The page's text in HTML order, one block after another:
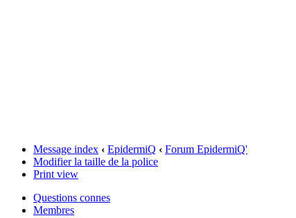
Message index ‹ EpidermiQ ‹ Forum EpidermiQ'
Modifier la taille de la police
Print view
Questions connes
Membres